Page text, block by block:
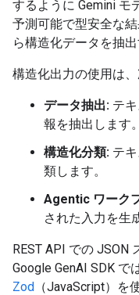
するように Gemini モ
予測可能で型安全な
ら構造化データを抽
構造化出力の使用は
データ抽出: テ
報を抽出します。
構造化分類: テ
類します。
Agentic ワーク
された入力を生
REST API での JSON
Google GenAI SDK で
Zod （JavaScript）を